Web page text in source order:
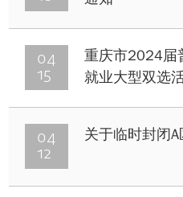
04
15
重庆市2024届
就业大型双选
04
12
关于临时封闭